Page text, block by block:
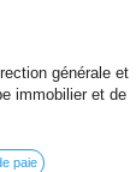
générale et
immobilier et de
paie